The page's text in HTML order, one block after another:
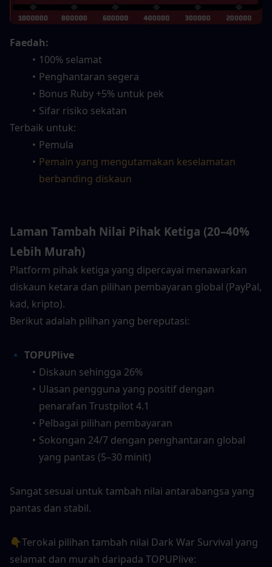
Faedah:
100% selamat
Penghantaran segera
Bonus Ruby +5% untuk pek
Sifar risiko sekatan
Terbaik untuk:
Pemula
Pemain yang mengutamakan keselamatan
berbanding diskaun
Laman Tambah Nilai Pihak Ketiga (20–40%
Lebih Murah)
Platform pihak ketiga yang dipercayai menawarkan
diskaun ketara dan pilihan pembayaran global (PayPal,
kad, kripto).
Berikut adalah pilihan yang bereputasi:
🔹 TOPUPlive
Diskaun sehingga 26%
Ulasan pengguna yang positif dengan
penarafan Trustpilot 4.1
Pelbagai pilihan pembayaran
Sokongan 24/7 dengan penghantaran global
yang pantas (5–30 minit)
Sangat sesuai untuk tambah nilai antarabangsa yang
pantas dan stabil.
👇Terokai pilihan tambah nilai Dark War Survival yang
selamat dan murah daripada TOPUPlive: